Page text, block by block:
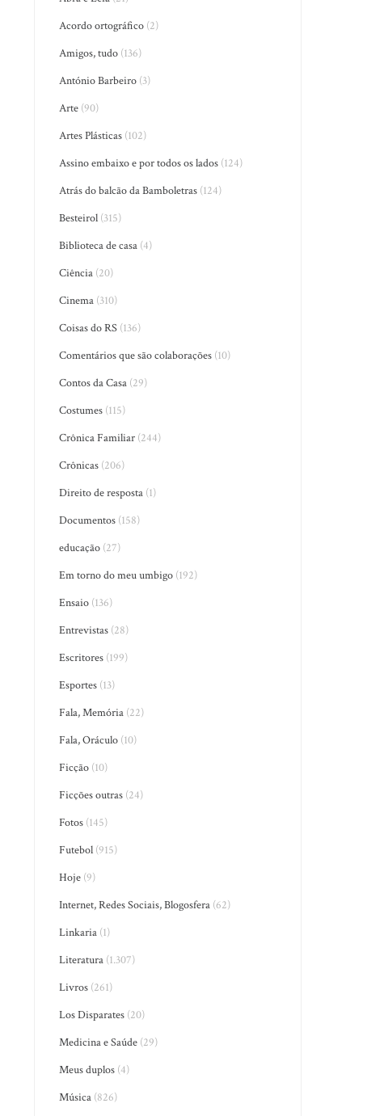
Acordo ortográfico (2)
Amigos, tudo (136)
António Barbeiro (3)
Arte (90)
Artes Plásticas (102)
Assino embaixo e por todos os lados (124)
Atrás do balcão da Bamboletras (124)
Besteirol (315)
Biblioteca de casa (4)
Ciência (20)
Cinema (310)
Coisas do RS (136)
Comentários que são colaborações (10)
Contos da Casa (29)
Costumes (115)
Crônica Familiar (244)
Crônicas (206)
Direito de resposta (1)
Documentos (158)
educação (27)
Em torno do meu umbigo (192)
Ensaio (136)
Entrevistas (28)
Escritores (199)
Esportes (13)
Fala, Memória (22)
Fala, Oráculo (10)
Ficção (10)
Ficções outras (24)
Fotos (145)
Futebol (915)
Hoje (9)
Internet, Redes Sociais, Blogosfera (62)
Linkaria (1)
Literatura (1.307)
Livros (261)
Los Disparates (20)
Medicina e Saúde (29)
Meus duplos (4)
Música (826)